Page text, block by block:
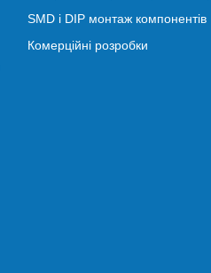
SMD і DIP монтаж компонентів
Комерційні розробки